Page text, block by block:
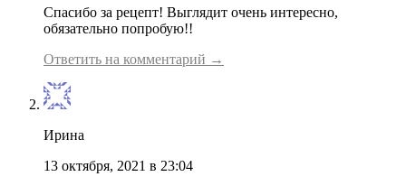
Спасибо за рецепт! Выглядит очень интересно,
обязательно попробую!!
Ответить на комментарий →
Ирина
13 октября, 2021 в 23:04